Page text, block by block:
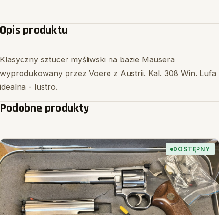
Opis produktu
Klasyczny sztucer myśliwski na bazie Mausera
wyprodukowany przez Voere z Austrii. Kal. 308 Win. Lufa
idealna - lustro.
Podobne produkty
DOSTĘPNY